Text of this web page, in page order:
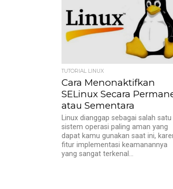
TUTORIAL LINUX
Cara Menonaktifkan
SELinux Secara
atau Sementara
Linux dianggap sebagai salah satu
sistem operasi paling aman yang
dapat kamu gunakan saat ini,
fitur implementasi keamanannya
yang sangat terkenal...